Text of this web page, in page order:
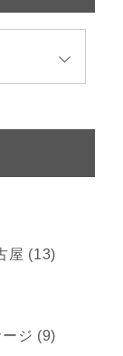
屋 (13)
ジ (9)